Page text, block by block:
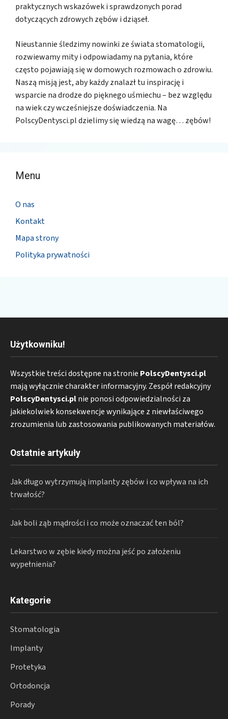
praktycznych wskazówek i sprawdzonych porad
dotyczących zdrowych zębów i dziąseł.
Nieustannie śledzimy nowinki ze świata stomatologii,
rozwiewamy mity i odpowiadamy na pytania, które
często pojawiają się w domowych rozmowach o zdrowiu.
Naszą misją jest, aby każdy znalazł tu inspirację i
wsparcie na drodze do pięknego uśmiechu – bez względu
na wiek czy wcześniejsze doświadczenia. Na
PolscyDentysci.pl dzielimy się wiedzą na wagę… zębów!
Menu
O nas
Kontakt
Mapa strony
Polityka prywatności
Użytkowniku!
Wszystkie treści dostępne na stronie PolscyDentysci.pl
mają wyłącznie charakter informacyjny. Zespół redakcyjny
PolscyDentysci.plnie ponosi odpowiedzialności za
jakiekolwiek konsekwencje wynikające z niewłaściwego
zrozumienia lub zastosowania publikowanych materiałów.
Ostatnie artykuły
Jak długo wytrzymują implanty zębów i co wpływa na ich
trwałość?
Jak boli ząb mądrości i co może oznaczać ten ból?
Lekarstwo w zębie kiedy można jeść po założeniu
wypełnienia?
Kategorie
Stomatologia
Implanty
Protetyka
Ortodoncja
Porady